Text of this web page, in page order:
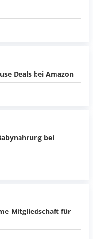
Deals bei Amazon
bei
Mitgliedschaft für